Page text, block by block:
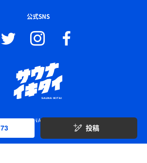
73 投稿
公式SNS
© SAUNA IKITAI